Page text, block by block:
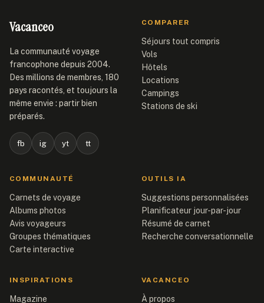
Vacanceo
La communauté voyage
francophone depuis 2004.
Des millions de membres, 180
pays racontés, et toujours la
même envie : partir bien
préparés.
fb ig yt tt
COMPARER
Séjours tout compris
Vols
Hôtels
Locations
Campings
Stations de ski
COMMUNAUTÉ
Carnets de voyage
Albums photos
Avis voyageurs
Groupes thématiques
Carte interactive
OUTILS IA
Suggestions personnalisées
Planificateur jour-par-jour
Résumé de carnet
Recherche conversationnelle
INSPIRATIONS
Magazine
VACANCEO
À propos